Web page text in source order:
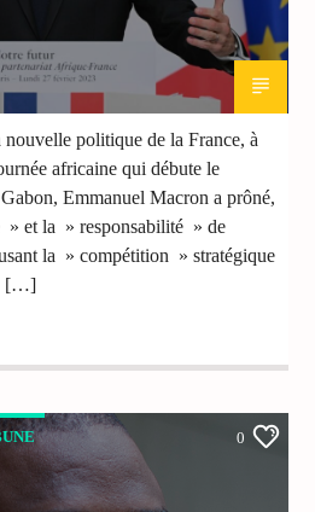
nouvelle politique de la France, à
africaine qui débute le
Emmanuel Macron a prôné,
» et la » responsabilité » de
la » compétition » stratégique
[…]
0